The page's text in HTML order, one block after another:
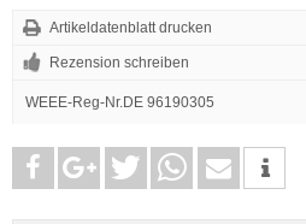
Artikeldatenblatt drucken
Rezension schreiben
WEEE-Reg-Nr.DE 96190305